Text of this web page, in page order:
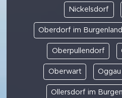
Nickelsdorf
Oberdorf im Burgenland
Oberpullendorf
Oberwart Oggau
Ollersdorf im